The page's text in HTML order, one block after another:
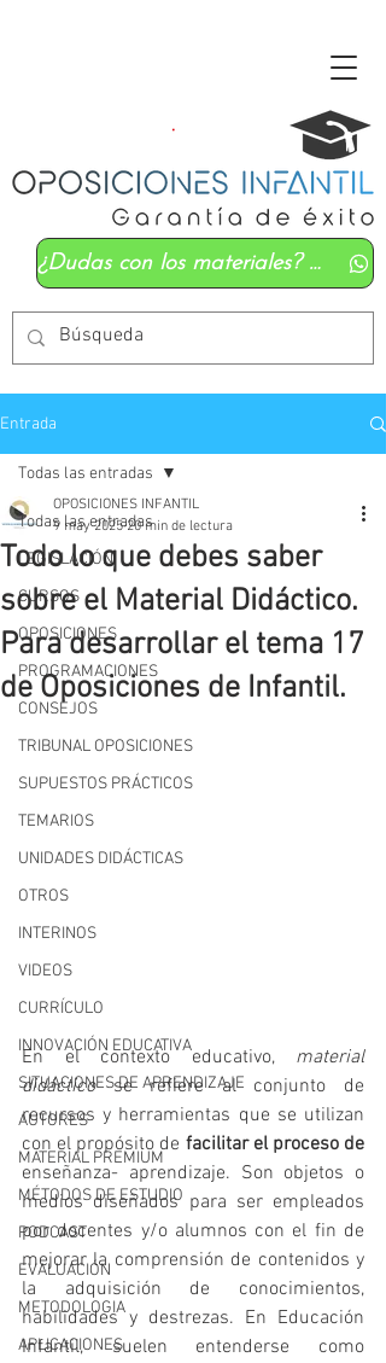
¿Dudas con los materiales? Mándanos un whatsapp
Entrada
Todas las entradas
LEGISLACIÓN
CURSOS
OPOSICIONES
PROGRAMACIONES
CONSEJOS
TRIBUNAL OPOSICIONES
SUPUESTOS PRÁCTICOS
TEMARIOS
UNIDADES DIDÁCTICAS
OTROS
INTERINOS
VIDEOS
CURRÍCULO
INNOVACIÓN EDUCATIVA
SITUACIONES DE APRENDIZAJE
AUTORES
MATERIAL PREMIUM
MÉTODOS DE ESTUDIO
PODCAST
EVALUACIÓN
METODOLOGIA
APLICACIONES
Todas las entradas
Todo lo que debes saber
sobre el Material Didáctico.
Para desarrollar el tema 17
de Oposiciones de Infantil.
OPOSICIONES INFANTIL
9 may 2025 20 min de lectura
En el contexto educativo, material
didáctico se refiere al conjunto de
recursos y herramientas que se utilizan
con el propósito de
enseñanza- aprendizaje. Son objetos o
medios diseñados para ser empleados
por docentes y/o alumnos con el fin de
mejorar la comprensión de contenidos y
la adquisición de conocimientos,
habilidades y destrezas. En Educación